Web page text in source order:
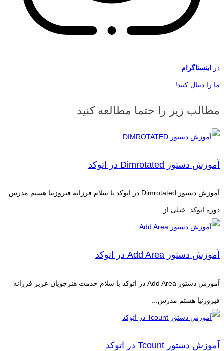
در اینستاگرام
ما را دنبال کنید!
مطالب زیر را حتما مطالعه کنید
آموزش دستور Dimrotated در اتوکد
آموزش دستور Dimrotated در اتوکد با سلام فرزانه فیروزنیا هستم مدرس
دوره اتوکد. خیلی از...
آموزش دستور Add Area در اتوکد
آموزش دستور Add Area در اتوکد با سلام خدمت هنرجویان عزیز فرزانه
فیروزنیا هستم مدرس...
آموزش دستور Tcount در اتوکد